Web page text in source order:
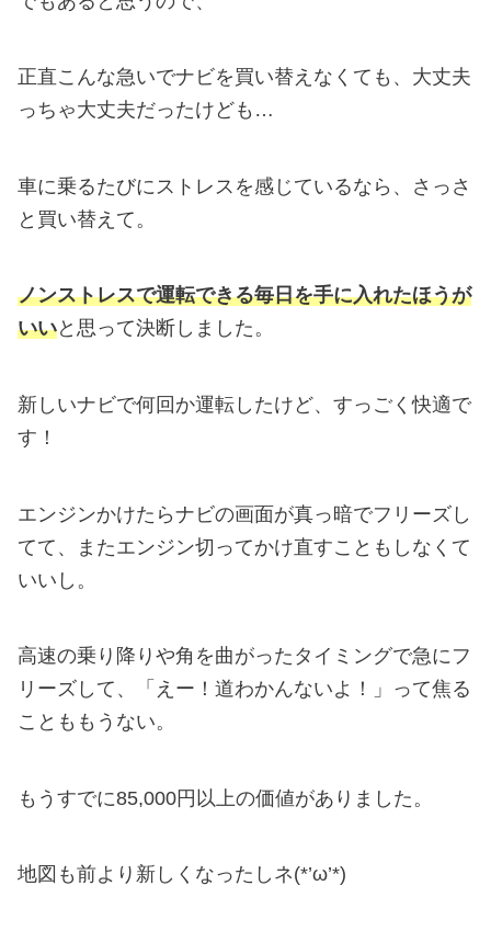
正直こんな急いでナビを買い替えなくても、大丈夫
っちゃ大丈夫だったけども…
車に乗るたびにストレスを感じているなら、さっさ
と買い替えて。
ノンストレスで運転できる毎日を手に入れたほうが
いいと思って決断しました。
新しいナビで何回か運転したけど、すっごく快適で
す！
エンジンかけたらナビの画面が真っ暗でフリーズし
てて、またエンジン切ってかけ直すこともしなくて
いいし。
高速の乗り降りや角を曲がったタイミングで急にフ
リーズして、「えー！道わかんないよ！」って焦る
ことももうない。
もうすでに85,000円以上の価値がありました。
地図も前より新しくなったしネ(*’ω’*)